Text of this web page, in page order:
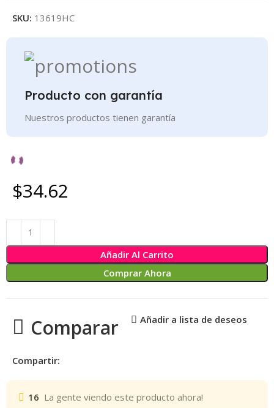
SKU: 13619HC
Producto con garantía
Nuestros productos tienen garantía
$34.62
Añadir Al Carrito
Comprar Ahora
Comparar Añadir a lista de deseos
Compartir:
16 La gente viendo este producto ahora!